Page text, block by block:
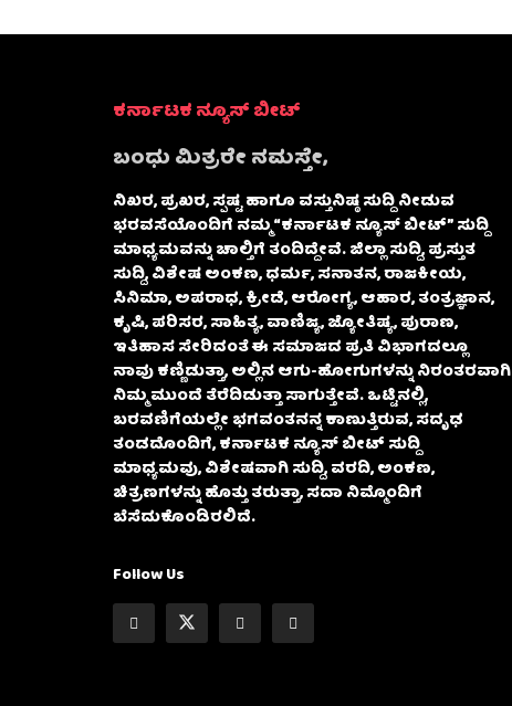
ಕರ್ನಾಟಕ ನ್ಯೂಸ್ ಬೀಟ್
ಬಂಧು ಮಿತ್ರರೇ ನಮಸ್ತೇ,
ನಿಖರ, ಪ್ರಖರ, ಸ್ಪಷ್ಟ ಹಾಗೂ ವಸ್ತುನಿಷ್ಠ ಸುದ್ದಿ ನೀಡುವ
ಭರವಸೆಯೊಂದಿಗೆ ನಮ್ಮ “ಕರ್ನಾಟಕ ನ್ಯೂಸ್ ಬೀಟ್” ಸುದ್ದಿ
ಮಾಧ್ಯಮವನ್ನು ಚಾಲ್ತಿಗೆ ತಂದಿದ್ದೇವೆ. ಜಿಲ್ಲಾ ಸುದ್ದಿ, ಪ್ರಸ್ತುತ
ಸುದ್ದಿ, ವಿಶೇಷ ಅಂಕಣ, ಧರ್ಮ, ಸನಾತನ, ರಾಜಕೀಯ,
ಸಿನಿಮಾ, ಅಪರಾಧ, ಕ್ರೀಡೆ, ಆರೋಗ್ಯ, ಆಹಾರ, ತಂತ್ರಜ್ಞಾನ,
ಕೃಷಿ, ಪರಿಸರ, ಸಾಹಿತ್ಯ, ವಾಣಿಜ್ಯ, ಜ್ಯೋತಿಷ್ಯ, ಪುರಾಣ,
ಇತಿಹಾಸ ಸೇರಿದಂತೆ ಈ ಸಮಾಜದ ಪ್ರತಿ ವಿಭಾಗದಲ್ಲೂ
ನಾವು ಕಣ್ಣಿಡುತ್ತಾ, ಅಲ್ಲಿನ ಆಗು-ಹೋಗುಗಳನ್ನು ನಿರಂತರವಾಗಿ
ನಿಮ್ಮ ಮುಂದೆ ತೆರೆದಿಡುತ್ತಾ ಸಾಗುತ್ತೇವೆ. ಒಟ್ಟಿನಲ್ಲಿ,
ಬರವಣಿಗೆಯಲ್ಲೇ ಭಗವಂತನನ್ನ ಕಾಣುತ್ತಿರುವ, ಸದೃಢ
ತಂಡದೊಂದಿಗೆ, ಕರ್ನಾಟಕ ನ್ಯೂಸ್ ಬೀಟ್ ಸುದ್ದಿ
ಮಾಧ್ಯಮವು, ವಿಶೇಷವಾಗಿ ಸುದ್ದಿ, ವರದಿ, ಅಂಕಣ,
ಚಿತ್ರಣಗಳನ್ನು ಹೊತ್ತು ತರುತ್ತಾ, ಸದಾ ನಿಮ್ಮೊಂದಿಗೆ
ಬೆಸೆದುಕೊಂಡಿರಲಿದೆ.
Follow Us